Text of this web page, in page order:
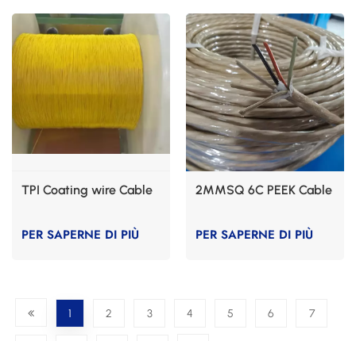
TPI Coating wire Cable
PER SAPERNE DI PIÙ
2MMSQ 6C PEEK Cable
PER SAPERNE DI PIÙ
1 2 3 4 5 6 7